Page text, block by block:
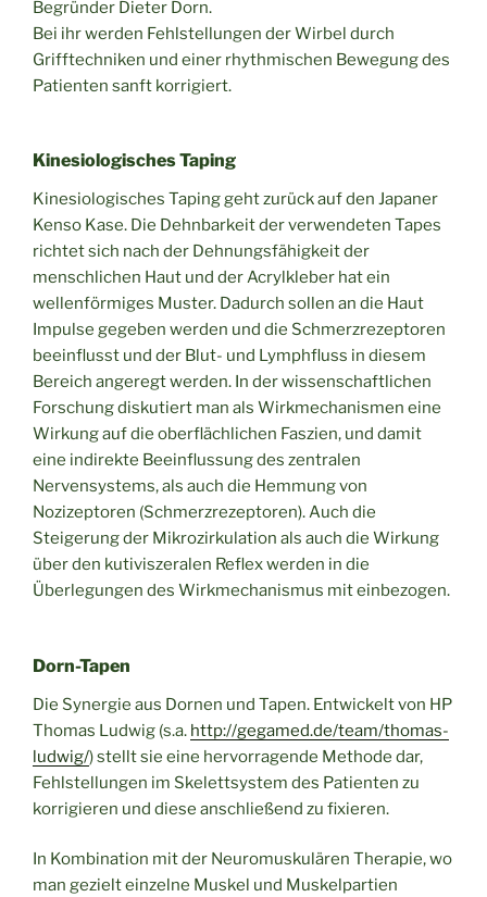
Begründer Dieter Dorn.
Bei ihr werden Fehlstellungen der Wirbel durch
Grifftechniken und einer rhythmischen Bewegung des
Patienten sanft korrigiert.
Kinesiologisches Taping
Kinesiologisches Taping geht zurück auf den Japaner
Kenso Kase. Die Dehnbarkeit der verwendeten Tapes
richtet sich nach der Dehnungsfähigkeit der
menschlichen Haut und der Acrylkleber hat ein
wellenförmiges Muster. Dadurch sollen an die Haut
Impulse gegeben werden und die Schmerzrezeptoren
beeinflusst und der Blut- und Lymphfluss in diesem
Bereich angeregt werden. In der wissenschaftlichen
Forschung diskutiert man als Wirkmechanismen eine
Wirkung auf die oberflächlichen Faszien, und damit
eine indirekte Beeinflussung des zentralen
Nervensystems, als auch die Hemmung von
Nozizeptoren (Schmerzrezeptoren). Auch die
Steigerung der Mikrozirkulation als auch die Wirkung
über den kutiviszeralen Reflex werden in die
Überlegungen des Wirkmechanismus mit einbezogen.
Dorn-Tapen
Die Synergie aus Dornen und Tapen. Entwickelt von HP
Thomas Ludwig (s.a. http://gegamed.de/team/thomas-
ludwig/) stellt sie eine hervorragende Methode dar,
Fehlstellungen im Skelettsystem des Patienten zu
korrigieren und diese anschließend zu fixieren.
In Kombination mit der Neuromuskulären Therapie, wo
man gezielt einzelne Muskel und Muskelpartien